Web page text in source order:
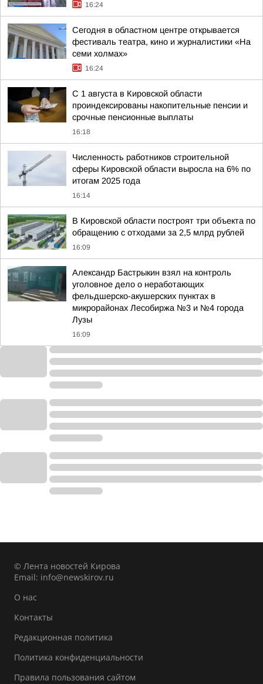
16:24
Сегодня в областном центре открывается
фестиваль театра, кино и журналистики «На
семи холмах»
16:24
С 1 августа в Кировской области
проиндексированы накопительные пенсии и
срочные пенсионные выплаты
16:18
Численность работников строительной
сферы Кировской области выросла на 6% по
итогам 2025 года
16:14
В Кировской области построят три объекта по
обращению с отходами за 2,5 млрд рублей
16:09
Александр Бастрыкин взял на контроль
уголовное дело о неработающих
фельдшерско-акушерских пунктах в
микрорайонах Лесобиржа №3 и №4 города
Лузы
16:09
© Лента новостей Кирова
Email: info@newskirov.ru
О нас
Контакты
Редакционная политика
Политика конфиденциальности
Правила пользования сайтом